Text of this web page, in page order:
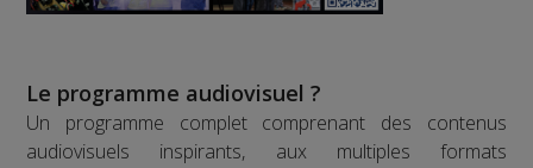
Le programme audiovisuel ?
Un programme complet comprenant des contenus
audiovisuels inspirants, aux multiples formats